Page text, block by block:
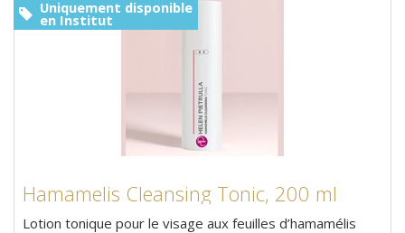
Hamamelis Cleansing Tonic, 200 ml
Lotion tonique pour le visage aux feuilles d’hamamélis
Uniquement disponible
en Institut